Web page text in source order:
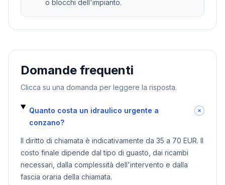
o blocchi dell'impianto.
Domande frequenti
Clicca su una domanda per leggere la risposta.
Quanto costa un idraulico urgente a
conzano?
Il diritto di chiamata è indicativamente da 35 a 70 EUR. Il
costo finale dipende dal tipo di guasto, dai ricambi
necessari, dalla complessità dell'intervento e dalla
fascia oraria della chiamata.